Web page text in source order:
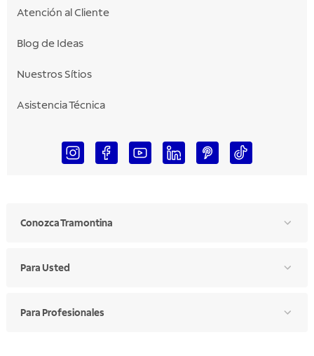
Atención al Cliente
Blog de Ideas
Nuestros Sítios
Asistencia Técnica
Conozca Tramontina
Para Usted
Para Profesionales